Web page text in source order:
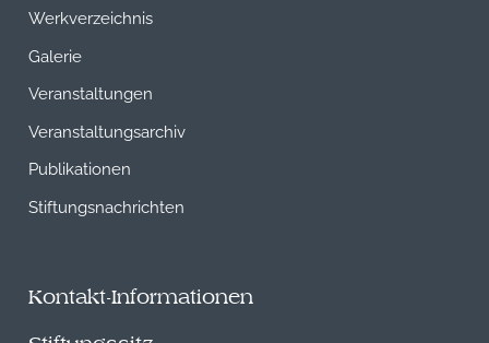
Werkverzeichnis
Galerie
Veranstaltungen
Veranstaltungsarchiv
Publikationen
Stiftungsnachrichten
Kontakt-Informationen